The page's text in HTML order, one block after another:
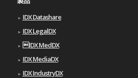
IDX Datashare
IDX LegalDX
IDX MedDX
IDX MediaDX
IDX IndustryDX